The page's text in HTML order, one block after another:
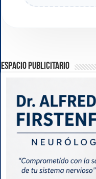
ESPACIO PUBLICITARIO